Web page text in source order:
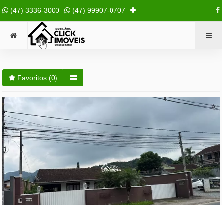
(47) 3336-3000 (47) 99907-0707
Favoritos (0)